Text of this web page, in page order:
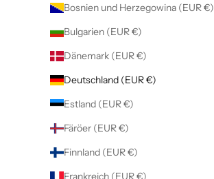
Bosnien und Herzegowina (EUR €)
Bulgarien (EUR €)
Dänemark (EUR €)
Deutschland (EUR €)
Estland (EUR €)
Färöer (EUR €)
Finnland (EUR €)
Frankreich (EUR €)